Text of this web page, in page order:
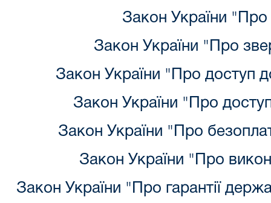
Закон України "Про
Закон України "Про
Закон України "Про доступ
Закон України "Про
Закон України "Про
Закон України "Про
Закон України "Про гарантії